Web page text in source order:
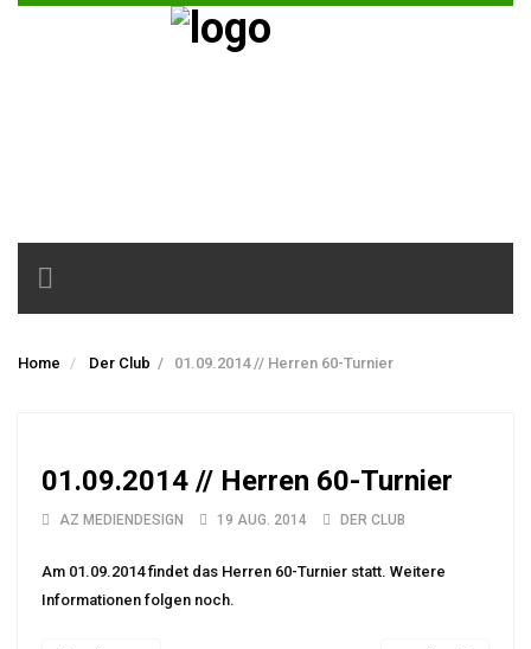
Toggle
navigation
Home Der Club / 01.09.2014 // Herren 60-Turnier
01.09.2014 // Herren 60-Turnier
AZ MEDIENDESIGN 19 AUG. 2014 DER CLUB
Am 01.09.2014 findet das Herren 60-Turnier statt. Weitere
Informationen folgen noch.